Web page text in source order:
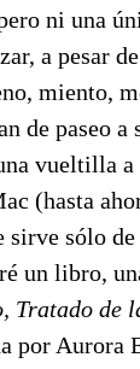
ni una
a pesar
miento,
de paseo
vueltilla a
(hasta
sirve sólo
un libro,
Tratado de
por Aurora